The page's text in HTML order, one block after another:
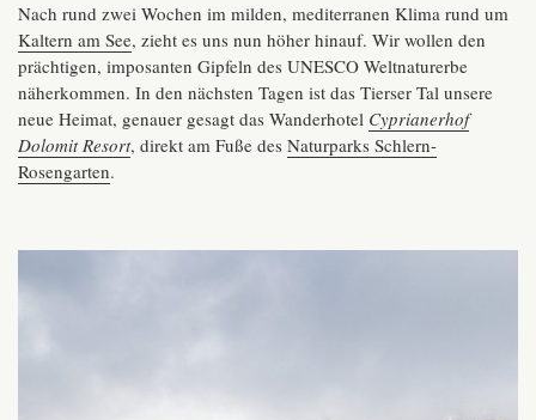
Nach rund zwei Wochen im milden, mediterranen Klima rund um
Kaltern am See, zieht es uns nun höher hinauf. Wir wollen den
prächtigen, imposanten Gipfeln des UNESCO Weltnaturerbe
näherkommen. In den nächsten Tagen ist das Tierser Tal unsere
neue Heimat, genauer gesagt das Wanderhotel Cyprianerhof
Dolomit Resort, direkt am Fuße des Naturparks Schlern-
Rosengarten.